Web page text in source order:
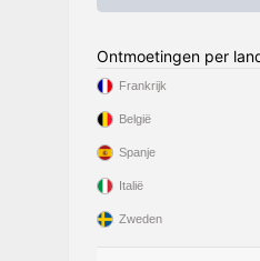
Ontmoetingen per
Frankrijk
België
Spanje
Italië
Zweden